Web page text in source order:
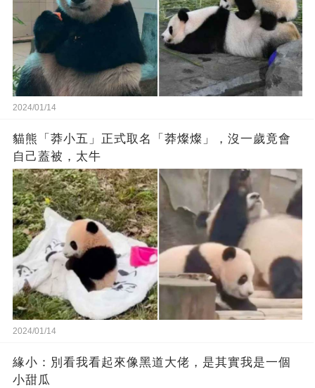
2024/01/14
貓熊「莽小五」正式取名「莽燦燦」，沒一歲竟會
自己蓋被，太牛
2024/01/14
緣小：別看我看起來‬像‬黑道‬大佬‬，是其實我是一個
小甜瓜‬